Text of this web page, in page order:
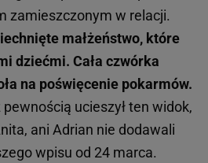
zamieszczonym w relacji.
małżeństwo, które
dziećmi. Cała czwórka
na poświęcenie pokarmów.
ucieszył ten widok,
ani Adrian nie dodawali
wpisu od 24 marca.